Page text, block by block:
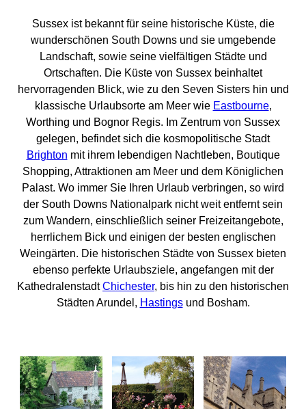
Sussex ist bekannt für seine historische Küste, die
wunderschönen South Downs und sie umgebende
Landschaft, sowie seine vielfältigen Städte und
Ortschaften. Die Küste von Sussex beinhaltet
hervorragenden Blick, wie zu den Seven Sisters hin und
klassische Urlaubsorte am Meer wie Eastbourne,
Worthing und Bognor Regis. Im Zentrum von Sussex
gelegen, befindet sich die kosmopolitische Stadt
Brighton mit ihrem lebendigen Nachtleben, Boutique
Shopping, Attraktionen am Meer und dem Königlichen
Palast. Wo immer Sie Ihren Urlaub verbringen, so wird
der South Downs Nationalpark nicht weit entfernt sein
zum Wandern, einschließlich seiner Freizeitangebote,
herrlichem Bick und einigen der besten englischen
Weingärten. Die historischen Städte von Sussex bieten
ebenso perfekte Urlaubsziele, angefangen mit der
KathedralenstadtChichester, bis hin zu den historischen
Städten Arundel, Hastingsund Bosham.